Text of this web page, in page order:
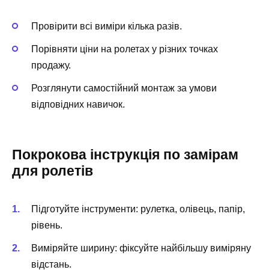
Провірити всі виміри кілька разів.
Порівняти ціни на ролетах у різних точках
продажу.
Розглянути самостійний монтаж за умови
відповідних навичок.
Покрокова інструкція по замірам
для ролетів
Підготуйте інструменти: рулетка, олівець, папір,
рівень.
Виміряйте ширину: фіксуйте найбільшу виміряну
відстань.